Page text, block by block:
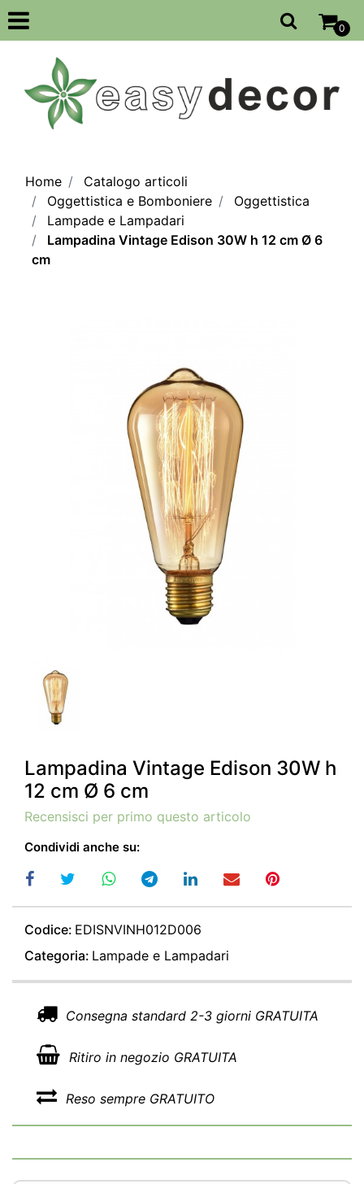
Open
0
Home
Catalogo articoli
Oggettistica e Bomboniere
Oggettistica
Lampade e Lampadari
Lampadina Vintage Edison 30W h 12 cm Ø 6
cm
Lampadina Vintage Edison 30W h
12 cm Ø 6 cm
Recensisci per primo questo articolo
Condividi anche su:
Codice: EDISNVINH012D006
Categoria: Lampade e Lampadari
Consegna standard 2-3 giorni GRATUITA
Ritiro in negozio GRATUITA
Reso sempre GRATUITO